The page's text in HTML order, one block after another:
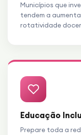
Municípios que
tendem a
rotatividade
Educação
Prepare toda a